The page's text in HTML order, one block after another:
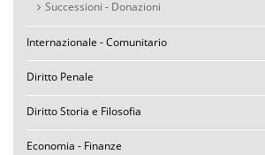
Successioni - Donazioni
Internazionale - Comunitario
Diritto Penale
Diritto Storia e Filosofia
Economia - Finanze